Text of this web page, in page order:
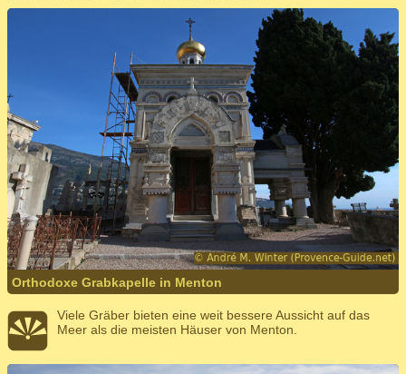
Orthodoxe Grabkapelle in Menton
Viele Gräber bieten eine weit bessere Aussicht auf das
Meer als die meisten Häuser von Menton.